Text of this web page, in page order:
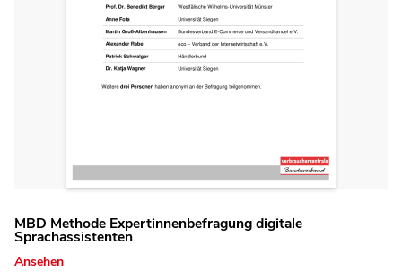
MBD Methode Expertinnenbefragung digitale
Sprachassistenten
Ansehen